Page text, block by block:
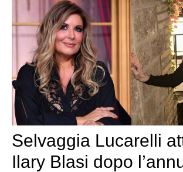
Selvaggia Lucarelli
Ilary Blasi dopo